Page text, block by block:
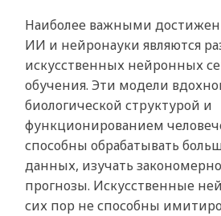
Наиболее важными
ИИ и нейронауки являются
искусственных нейронных
обучения. Эти модели
биологической структурой и
функционированием
способны обрабатывать
данных, изучать
прогнозы. Искусственные
сих пор не способны